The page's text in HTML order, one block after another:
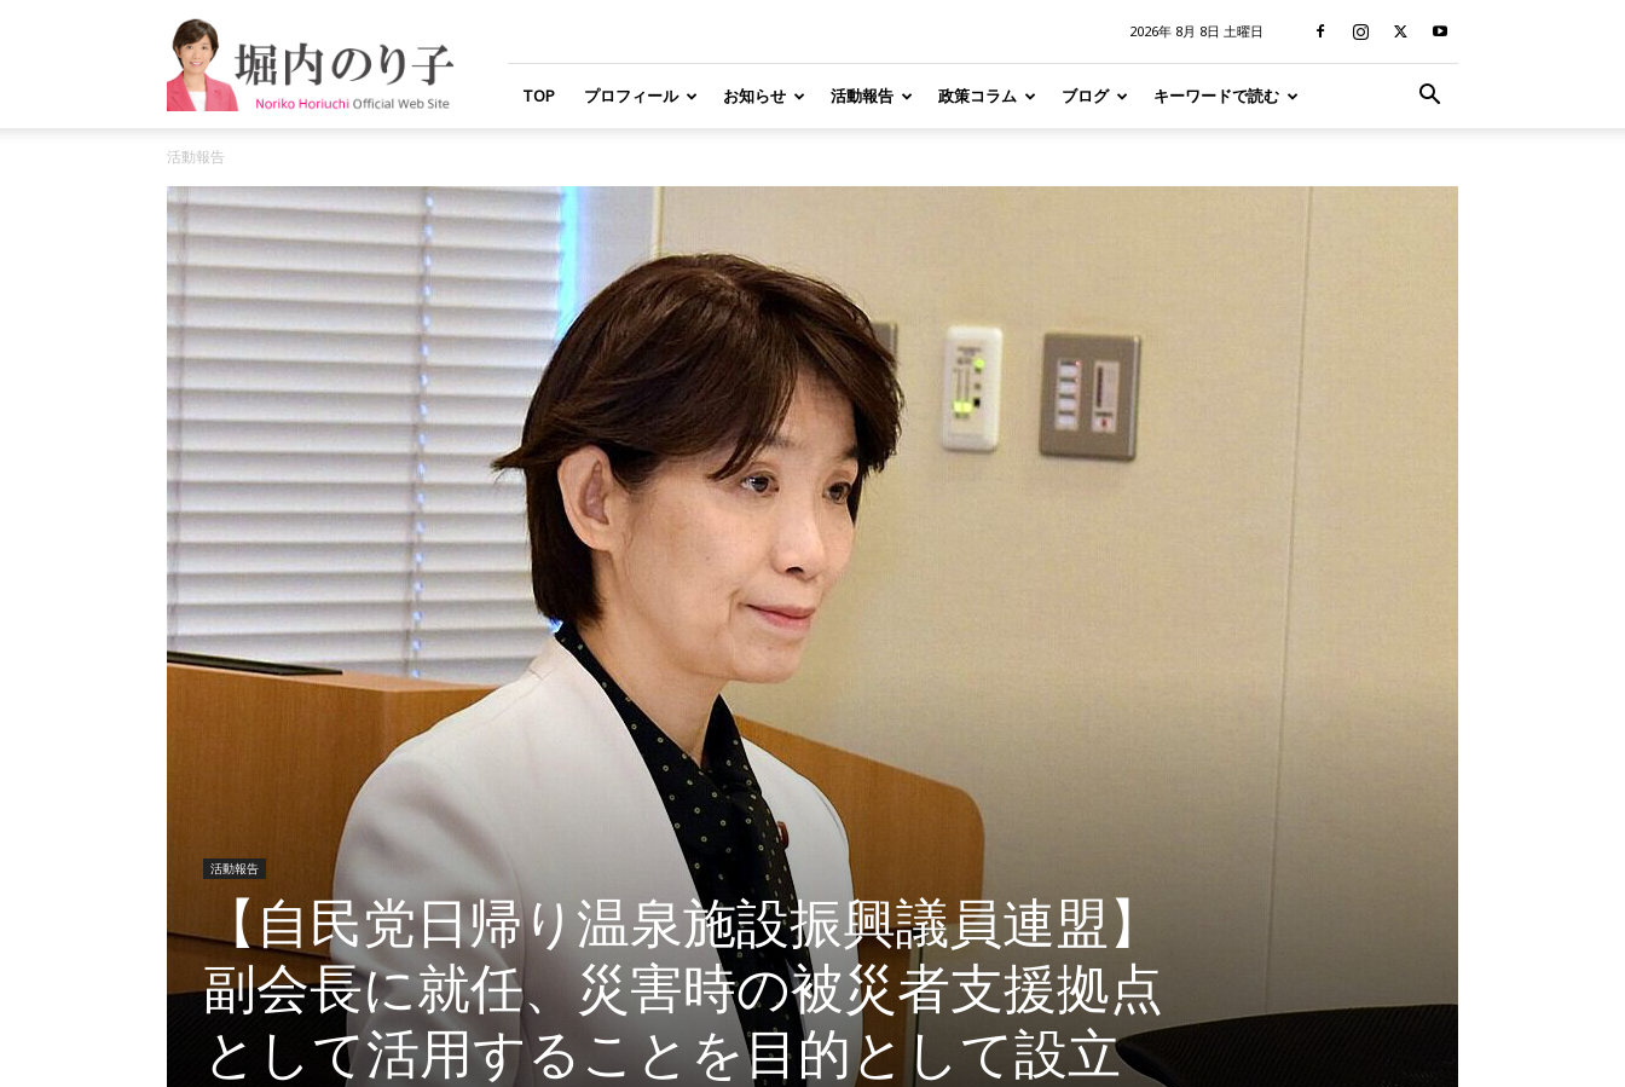
堀
内
の
り
オ
ィ
シ
ャ
ル
ウ
ェ
ブ
サ
イ
ト
2026年 8月 8日 土曜日
TOP プロフィール お知らせ 活動報告 政策コラム ブログ キーワードで読む
活動報告
活動報告
【自民党日帰り温泉施設振興議員連盟】
副会長に就任、災害時の被災者支援拠点
として活用することを目的として設立